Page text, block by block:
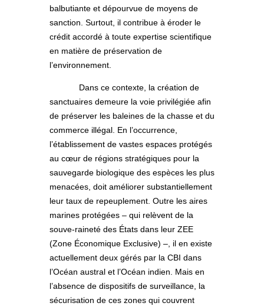
balbutiante et dépourvue de moyens de
sanction. Surtout, il contribue à éroder le
crédit accordé à toute expertise scientifique
en matière de préservation de
l’environnement.
Dans ce contexte, la création de
sanctuaires demeure la voie privilégiée afin
de préserver les baleines de la chasse et du
commerce illégal. En l’occurrence,
l’établissement de vastes espaces protégés
au cœur de régions stratégiques pour la
sauvegarde biologique des espèces les plus
menacées, doit améliorer substantiellement
leur taux de repeuplement. Outre les aires
marines protégées – qui relèvent de la
souve-raineté des États dans leur ZEE
(Zone Économique Exclusive) –, il en existe
actuellement deux gérés par la CBI dans
l’Océan austral et l’Océan indien. Mais en
l’absence de dispositifs de surveillance, la
sécurisation de ces zones qui couvrent